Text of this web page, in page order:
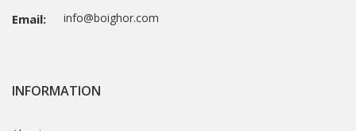
Email: info@boighor.com
INFORMATION